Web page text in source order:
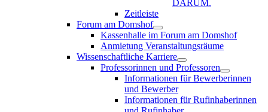
DARUM.
Zeitleiste
Forum am Domshof
Kassenhalle im Forum am Domshof
Anmietung Veranstaltungsräume
Wissenschaftliche Karriere
Professorinnen und Professoren
Informationen für Bewerberinnen
und Bewerber
Informationen für Rufinhaberinnen